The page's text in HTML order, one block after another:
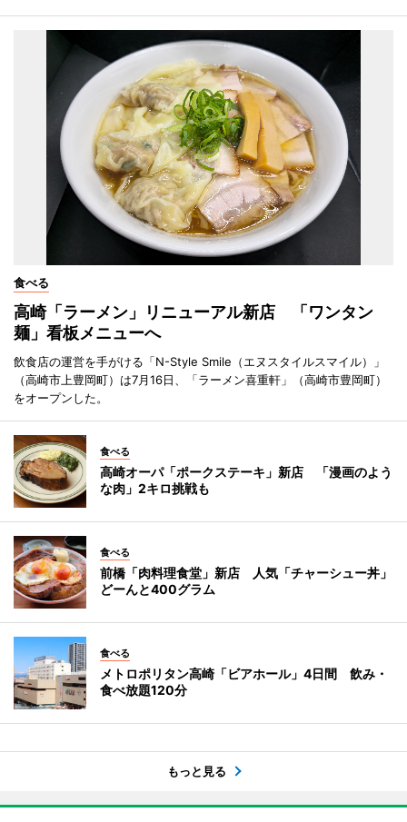
食べる
高崎「ラーメン」リニューアル新店 「ワンタン
麺」看板メニューへ
飲食店の運営を手がける「N-Style Smile（エヌスタイルスマイル）」
（高崎市上豊岡町）は7月16日、「ラーメン喜重軒」（高崎市豊岡町）
をオープンした。
食べる
高崎オーパ「ポークステーキ」新店 「漫画のよう
な肉」2キロ挑戦も
食べる
前橋「肉料理食堂」新店 人気「チャーシュー丼」
どーんと400グラム
食べる
メトロポリタン高崎「ビアホール」4日間 飲み・
食べ放題120分
もっと見る